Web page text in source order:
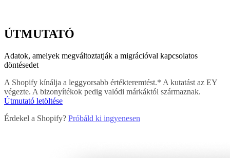
ÚTMUTATÓ
Adatok, amelyek megváltoztatják a migrációval kapcsolatos
döntésedet
A Shopify kínálja a leggyorsabb értékteremtést.* A kutatást az EY
végezte. A bizonyítékok pedig valódi márkáktól származnak.
Útmutató letöltése
Érdekel a Shopify? Próbáld ki ingyenesen